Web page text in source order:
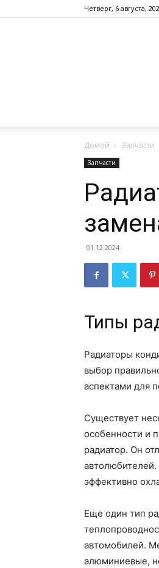
Четверг, 6 августа,
Домой Запчасти
Запчасти
01.12.2024
Типы
Радиаторы
выбор
аспектами для
Существует
особенности и
радиатор. Он
эффективно
Еще один тип
автомобилей.
алюминиевые,